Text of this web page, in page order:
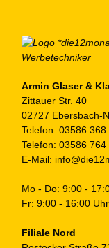
Armin Glaser &
Zittauer Str. 40
02727 Ebersbach-
Telefon: 03586 368
Telefon: 03586 764
E-Mail:
Mo - Do: 9:00 -
Fr: 9:00 - 16:00 Uhr
Filiale Nord